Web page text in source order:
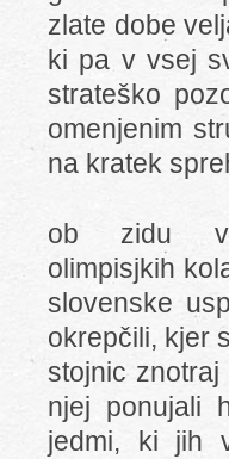
zlate dobe
ki pa v vsej
strateško
omenjenim
na kratek
ob zidu
olimpisjkih
slovenske
okrepčili, kjer
stojnic
njej ponujali
jedmi, ki jih